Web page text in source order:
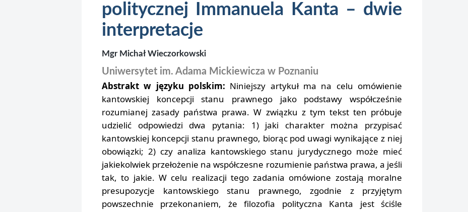
politycznej Immanuela Kanta – dwie
interpretacje
Mgr Michał Wieczorkowski
Uniwersytet im. Adama Mickiewicza w Poznaniu
Abstrakt w języku polskim: Niniejszy artykuł ma na celu omówienie
kantowskiej koncepcji stanu prawnego jako podstawy współcześnie
rozumianej zasady państwa prawa. W związku z tym tekst ten próbuje
udzielić odpowiedzi dwa pytania: 1) jaki charakter można przypisać
kantowskiej koncepcji stanu prawnego, biorąc pod uwagi wynikające z niej
obowiązki; 2) czy analiza kantowskiego stanu jurydycznego może mieć
jakiekolwiek przełożenie na współczesne rozumienie państwa prawa, a jeśli
tak, to jakie. W celu realizacji tego zadania omówione zostają moralne
presupozycje kantowskiego stanu prawnego, zgodnie z przyjętym
powszechnie przekonaniem, że filozofia polityczna Kanta jest ściśle